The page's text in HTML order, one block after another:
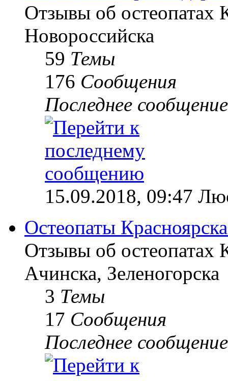
Отзывы об остеопатах
Новороссийска
59 Темы
176 Сообщения
Последнее сообщение
15.09.2018, 09:47
Остеопаты
Отзывы об остеопатах
Ачинска, Зеленогорска
3 Темы
17 Сообщения
Последнее сообщение